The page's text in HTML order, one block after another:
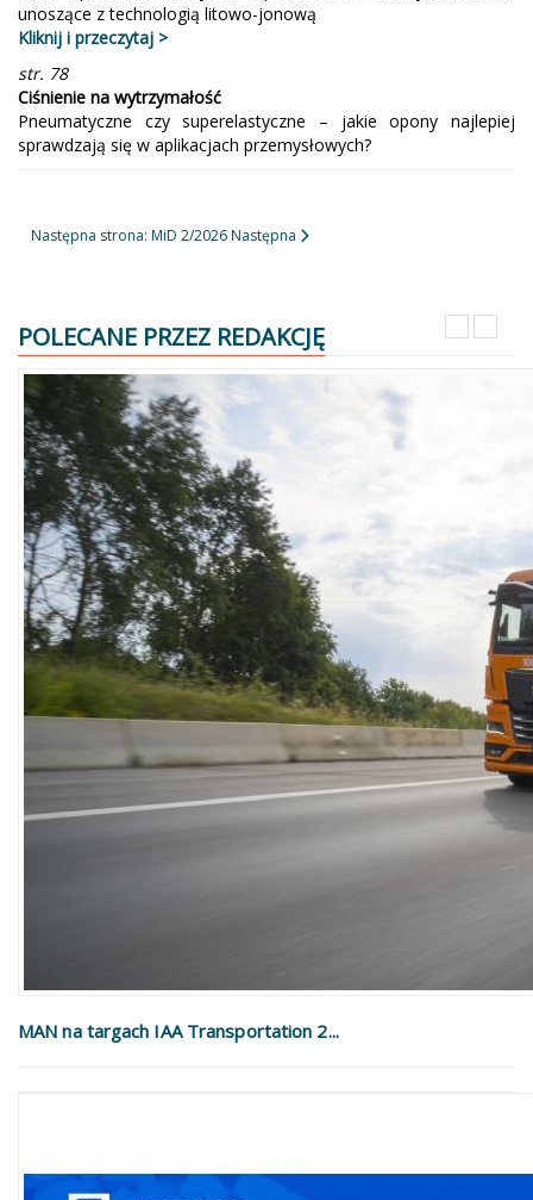
unoszące z technologią litowo-jonową
Kliknij i przeczytaj >
str. 78
Ciśnienie na wytrzymałość
Pneumatyczne czy superelastyczne – jakie opony najlepiej
sprawdzają się w aplikacjach przemysłowych?
Następna strona: MiD 2/2026Następna
POLECANE PRZEZ REDAKCJĘ
MAN na targach IAA Transportation 2...